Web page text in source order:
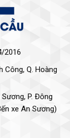
2016
Công, Q. Hoàng
P. Đông
xe An Sương)